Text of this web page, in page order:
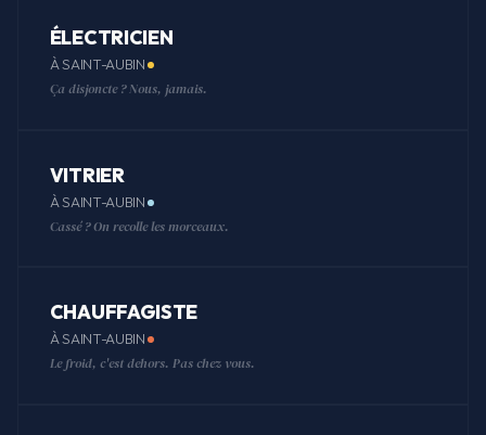
ÉLECTRICIEN
À SAINT-AUBIN
Ça disjoncte ? Nous, jamais.
VITRIER
À SAINT-AUBIN
Cassé ? On recolle les morceaux.
CHAUFFAGISTE
À SAINT-AUBIN
Le froid, c'est dehors. Pas chez vous.